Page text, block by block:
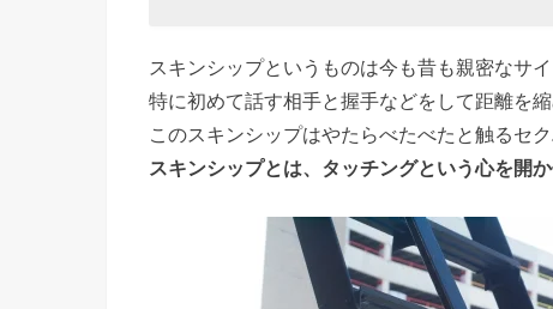
› 最後に
スキンシップというものは今も昔も親密なサイ
特に初めて話す相手と握手などをして距離を
このスキンシップはやたらべたべたと触るセ
スキンシップとは、タッチングという心を開